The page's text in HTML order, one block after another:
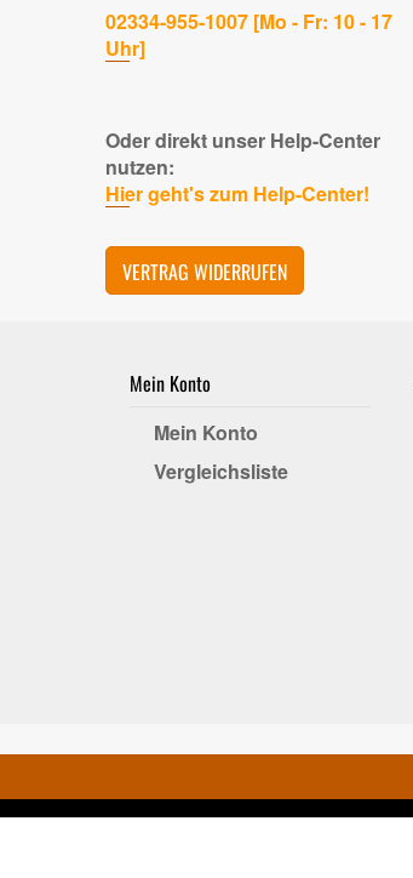
02334-955-1007 [Mo - Fr: 10 - 17
Uhr]
Oder direkt unser Help-Center
nutzen:
Hier geht's zum Help-Center!
VERTRAG WIDERRUFEN
Mein Konto
Mein Konto
Vergleichsliste